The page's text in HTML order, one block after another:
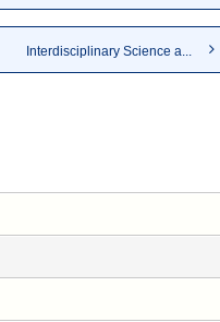
Interdisciplinary Science a...